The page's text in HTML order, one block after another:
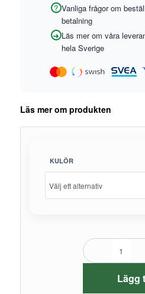
Vanliga frågor om
betalning
Läs mer om våra
hela Sverige
Läs mer om produkten
KULÖR
Lägg